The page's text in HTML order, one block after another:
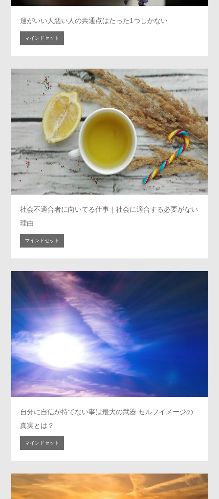
運がいい人悪い人の共通点はたった1つしかない
マインドセット
社会不適合者に向いてる仕事｜社会に適合する必要がない
理由
マインドセット
自分に自信が持てない事は最大の武器 セルフイメージの
真実とは？
マインドセット